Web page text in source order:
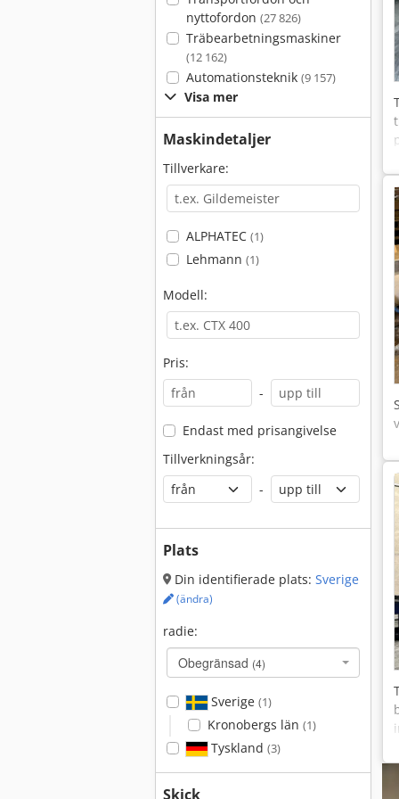
nyttofordon (27 826)
Träbearbetningsmaskiner
(12 162)
Automationsteknik (9 157)
Visa mer
Maskindetaljer
Tillverkare:
ALPHATEC (1)
Lehmann (1)
Modell:
Pris:
-
Endast med prisangivelse
Tillverkningsår:
-
Plats
Din identifierade plats: Sverige
(ändra)
radie:
Obegränsad (4)
Sverige (1)
Kronobergs län (1)
Tyskland (3)
Skick